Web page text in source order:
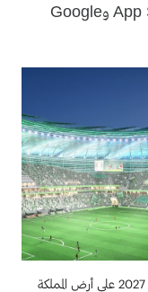
App وGoogle